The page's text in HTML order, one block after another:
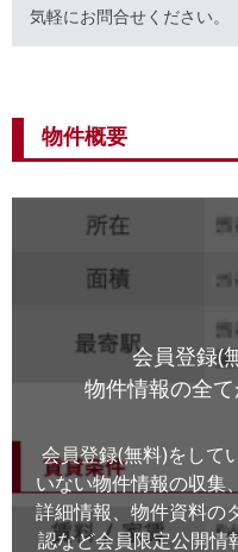
気軽にお問合せください。
物件概要
会員登録(
物件情報の全て
会員登録(無料)をして
いない物件情報の収集、
詳細情報、物件資料の
認など会員限定公開情